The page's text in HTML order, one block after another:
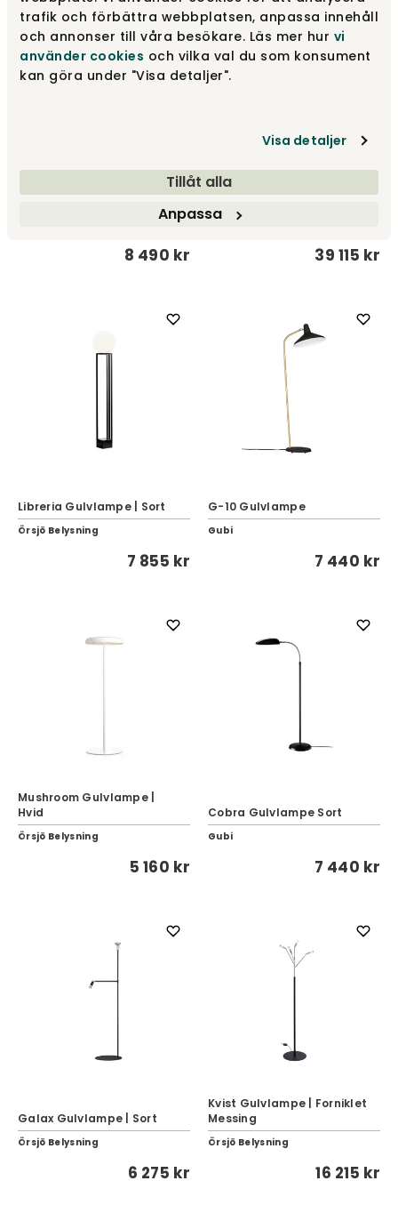
trafik och förbättra webbplatsen, anpassa innehåll
och annonser till våra besökare. Läs mer hur vi
använder cookies och vilka val du som konsument
kan göra under "Visa detaljer".
Visa detaljer
Tillåt alla
Anpassa
8 490 kr
Skyline Gulvlampe Rå
Örsjö Belysning
39 115 kr
Libreria Gulvlampe | Sort
Örsjö Belysning
7 855 kr
G-10 Gulvlampe
Gubi
7 440 kr
Mushroom Gulvlampe |
Hvid
Örsjö Belysning
5 160 kr
Cobra Gulvlampe Sort
Gubi
7 440 kr
Galax Gulvlampe | Sort
Örsjö Belysning
6 275 kr
Kvist Gulvlampe | Forniklet
Messing
Örsjö Belysning
16 215 kr